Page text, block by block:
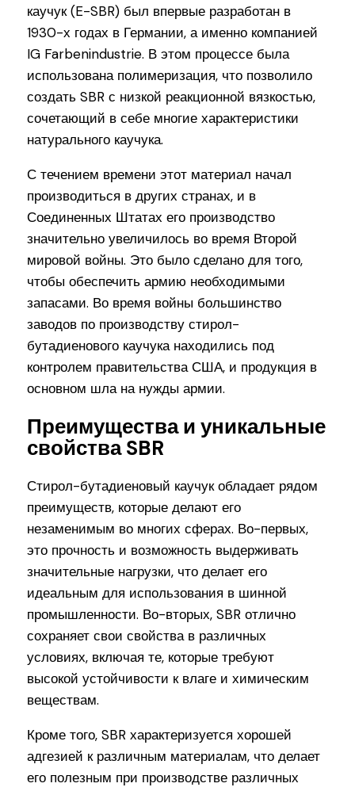
каучук (E-SBR) был впервые разработан в
1930-х годах в Германии, а именно компанией
IG Farbenindustrie. В этом процессе была
использована полимеризация, что позволило
создать SBR с низкой реакционной вязкостью,
сочетающий в себе многие характеристики
натурального каучука.
С течением времени этот материал начал
производиться в других странах, и в
Соединенных Штатах его производство
значительно увеличилось во время Второй
мировой войны. Это было сделано для того,
чтобы обеспечить армию необходимыми
запасами. Во время войны большинство
заводов по производству стирол-
бутадиенового каучука находились под
контролем правительства США, и продукция в
основном шла на нужды армии.
Преимущества и уникальные
свойства SBR
Стирол-бутадиеновый каучук обладает рядом
преимуществ, которые делают его
незаменимым во многих сферах. Во-первых,
это прочность и возможность выдерживать
значительные нагрузки, что делает его
идеальным для использования в шинной
промышленности. Во-вторых, SBR отлично
сохраняет свои свойства в различных
условиях, включая те, которые требуют
высокой устойчивости к влаге и химическим
веществам.
Кроме того, SBR характеризуется хорошей
адгезией к различным материалам, что делает
его полезным при производстве различных